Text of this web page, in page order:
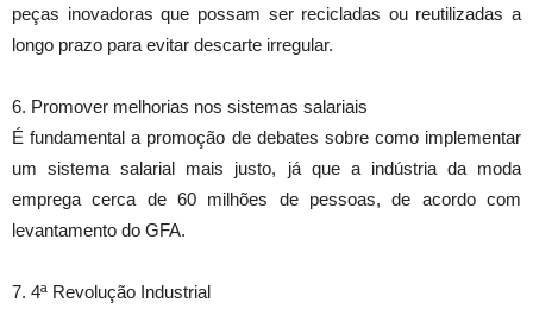
peças inovadoras que possam ser recicladas ou reutilizadas a
longo prazo para evitar descarte irregular.
6. Promover melhorias nos sistemas salariais
É fundamental a promoção de debates sobre como implementar
um sistema salarial mais justo, já que a indústria da moda
emprega cerca de 60 milhões de pessoas, de acordo com
levantamento do GFA.
7. 4ª Revolução Industrial